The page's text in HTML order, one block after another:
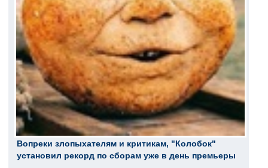
Вопреки злопыхателям и критикам, "Колобок"
установил рекорд по сборам уже в день премьеры